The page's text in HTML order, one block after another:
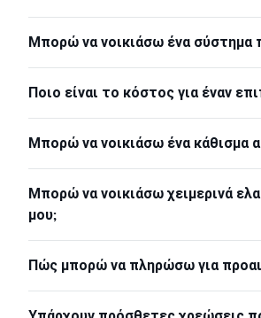
Μπορώ να νοικιάσω ένα σύστημα
Ποιο είναι το κόστος για έναν
Μπορώ να νοικιάσω ένα κάθισμα
Μπορώ να νοικιάσω χειμερινά
μου;
Πώς μπορώ να πληρώσω για